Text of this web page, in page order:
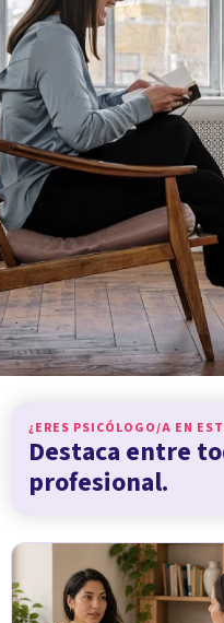
¿ERES PSICÓLOGO/A EN
Destaca entre
profesional.